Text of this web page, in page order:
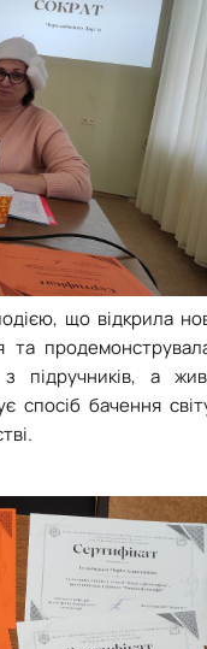
що відкрила
та
підручників, а
спосіб бачення